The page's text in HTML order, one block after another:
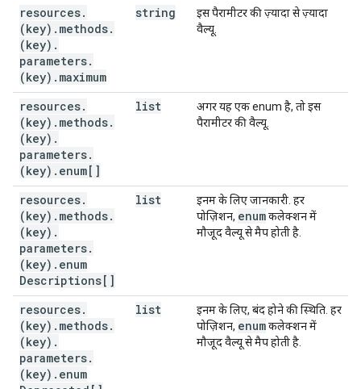
resources.
(key) . methods.
(key) .
parameters.
(key) . maximum
string
इस पैरामीटर की ज़्यादा से ज़्यादा
वैल्यू.
resources.
(key) . methods.
(key) .
parameters.
(key) . enum[]
list
अगर यह एक enum है, तो इस
पैरामीटर की वैल्यू.
resources.
(key) . methods.
(key) .
parameters.
(key) . enum
Descriptions[]
list
इनम के लिए जानकारी. हर
पोज़िशन, enumकलेक्शन में
मौजूद वैल्यू से मैप होती है.
resources.
(key) . methods.
(key) .
parameters.
(key) . enum
list
इनम के लिए, बंद होने की स्थिति. हर
पोज़िशन, enumकलेक्शन में
मौजूद वैल्यू से मैप होती है.